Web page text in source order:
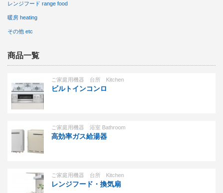
レンジフード range food
暖房 heating
その他 etc
商品一覧
ご家庭用機器 台所 Kitchen
ビルトインコンロ
ご家庭用機器 浴室 Bathroom
高効率ガス給湯器
ご家庭用機器 台所 Kitchen
レンジフード・換気扇